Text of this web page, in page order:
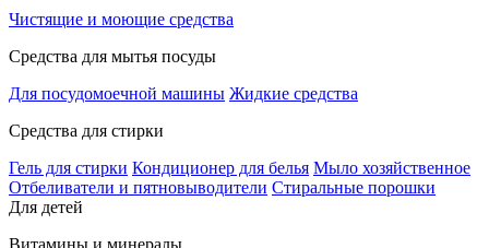
Чистящие и моющие средства
Средства для мытья посуды
Для посудомоечной машины Жидкие средства
Средства для стирки
Гель для стирки Кондиционер для белья Мыло хозяйственное
Отбеливатели и пятновыводители Стиральные порошки
Для детей
Витамины и минералы